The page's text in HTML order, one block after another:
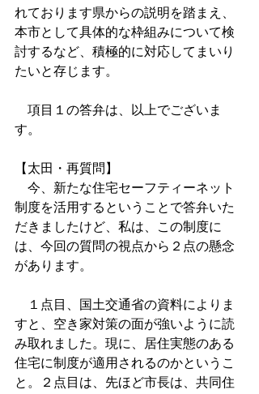
れております県からの説明を踏まえ、
本市として具体的な枠組みについて検
討するなど、積極的に対応してまいり
たいと存じます。
項目１の答弁は、以上でございま
す。
【太田・再質問】
今、新たな住宅セーフティーネット
制度を活用するということで答弁いた
だきましたけど、私は、この制度に
は、今回の質問の視点から２点の懸念
があります。
１点目、国土交通省の資料によりま
すと、空き家対策の面が強いように読
み取れました。現に、居住実態のある
住宅に制度が適用されるのかというこ
と。２点目は、先ほど市長は、共同住